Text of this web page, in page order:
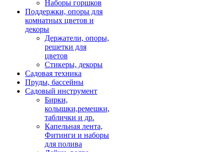
Наборы горшков
Поддержки, опоры для
комнатных цветов и
декоры
Держатели, опоры,
решетки для
цветов
Стикеры, декоры
Садовая техника
Пруды, бассейны
Садовый инструмент
Бирки,
колышки,ремешки,
таблички и др.
Капельная лента,
Фитинги и наборы
для полива